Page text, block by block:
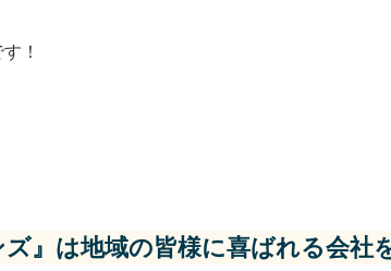
！
』は地域の皆様に喜ばれる会社